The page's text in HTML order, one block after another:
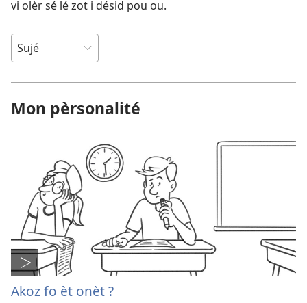
vi olèr sé lé zot i désid pou ou.
Mon pèrsonalité
Akoz fo èt onèt ?